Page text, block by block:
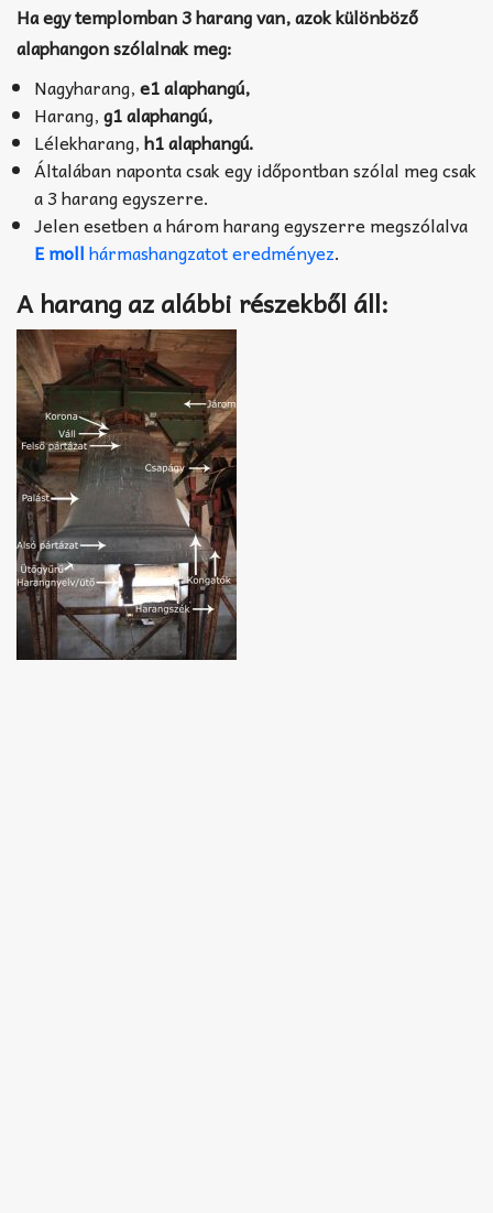
Ha egy templomban 3 harang van, azok különböző
alaphangon szólalnak meg:
Nagyharang,e1 alaphangú,
Harang,g1 alaphangú,
Lélekharang,h1 alaphangú.
Általában naponta csak egy időpontban szólal meg csak
a 3 harang egyszerre.
Jelen esetben a három harang egyszerre megszólalva
E mollhármashangzatot eredményez.
A harang az alábbi részekből áll: